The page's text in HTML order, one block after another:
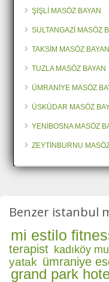
ŞİŞLİ MASÖZ BAYAN
SULTANGAZİ MASÖZ
TAKSİM MASÖZ BAYAN
TUZLA MASÖZ BAYAN
ÜMRANİYE MASÖZ
ÜSKÜDAR MASÖZ
YENİBOSNA MASÖZ
ZEYTİNBURNU
Benzer istanbul
mi estilo
terapist kadıköy
yatak ümraniye
grand park